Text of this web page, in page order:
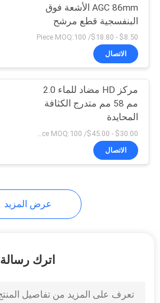
AGC 86mm الأشعة فوق
البنفسجية قطع مرشح
$8.50 - $18.80/ Piece MOQ:100
الاتصال
مركز HD مضاد للماء 2.0
مم 58 مم متدرج الكثافة
المحايدة
$30.00 - $45.00/ Piece MOQ:100
الاتصال
عرض المزيد
اترك رسالة